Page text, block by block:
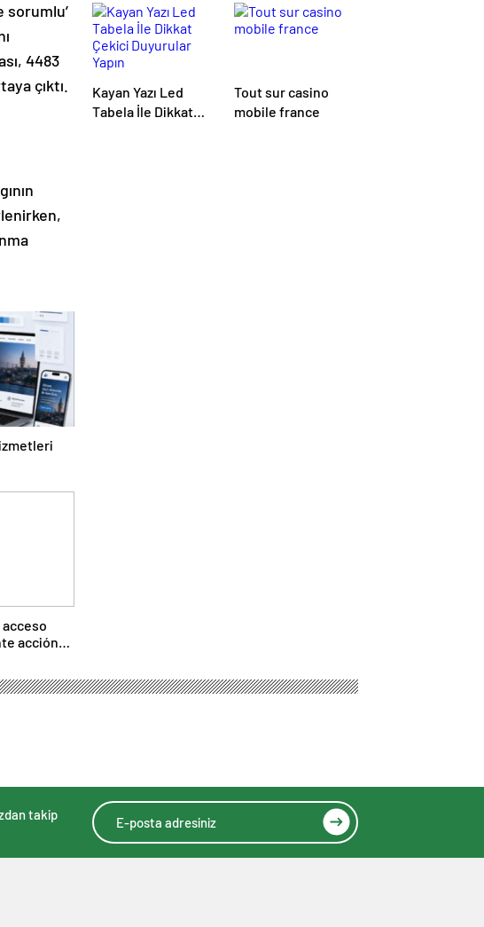
sorumlu’
4483
çıktı.
acceso
acción
Kayan Yazı Led
Tabela İle Dikkat
Tout sur casino
mobile france
takip